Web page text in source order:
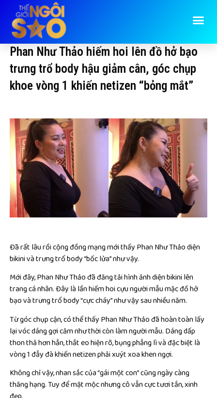
Phan Như Thảo hiếm hoi lên đồ hở bạo
trưng trổ body hậu giảm cân, góc chụp
khoe vòng 1 khiến netizen “bỏng mắt”
Đã rất lâu rồi cộng đồng mạng mới thấy Phan Như Thảo diện
bikini và trưng trổ body “bốc lửa” như vậy.
Mới đây, Phan Như Thảo đã đăng tải hình ảnh diện bikini lên
trang cá nhân. Đây là lần hiếm hoi cựu người mẫu mặc đồ hở
bạo và trưng trổ body “cực cháy” như vậy sau nhiều năm.
Từ góc chụp cận, có thể thấy Phan Như Thảo đã hoàn toàn lấy
lại vóc dáng gợi cảm như thời còn làm người mẫu. Dáng dấp
thon thả hơn hẳn, thắt eo hiện rõ, bụng phẳng lì và đặc biệt là
vòng 1 đẫy đà khiến netizen phải xuýt xoa khen ngợi.
Không chỉ vậy, nhan sắc của “gái một con” cũng ngày càng
thăng hạng. Tuy để mặt mộc nhưng cô vẫn cực tươi tắn, xinh